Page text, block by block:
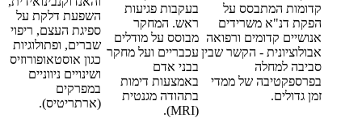
קדומות המתבסס על
הפקת דנ"א משרידים
אנושיים קדומים ורפואה
אבולוציונית - הקשר שבין
סביבה למחלה
בפרספקטיבה של ממדי
זמן גדולים.
בעקבות פגיעות
ראש. המחקר
מבוסס על מודלים
עכבריים ועל מחקר
בבני אדם
באמצעות דימות
בתהודה מגנטית
(
MRI
).
השפעת דלקת על
ספיגת העצם, ריפוי
שברים, ופתולוגיות
כגון אוסטאופורוזיס
ושינויים ניווניים
במפרקים
(ארתריטיס).